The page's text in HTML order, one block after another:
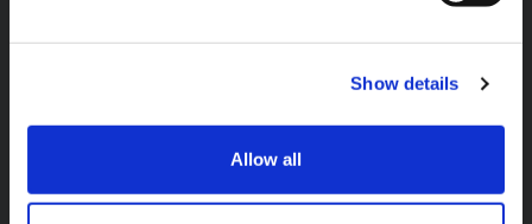
Show details
Allow all
UNIPESSOAL LDA
Zona Industrial Oliveira
de Frades
Rotunda da Tojeira /